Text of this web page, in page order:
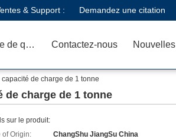
& Support : Demandez une citation
Contrôle de qualité Contactez-nous Nouvelles
de charge de 1 tonne
de charge de 1 tonne
sur le produit:
of Origin:
ChangShu JiangSu China